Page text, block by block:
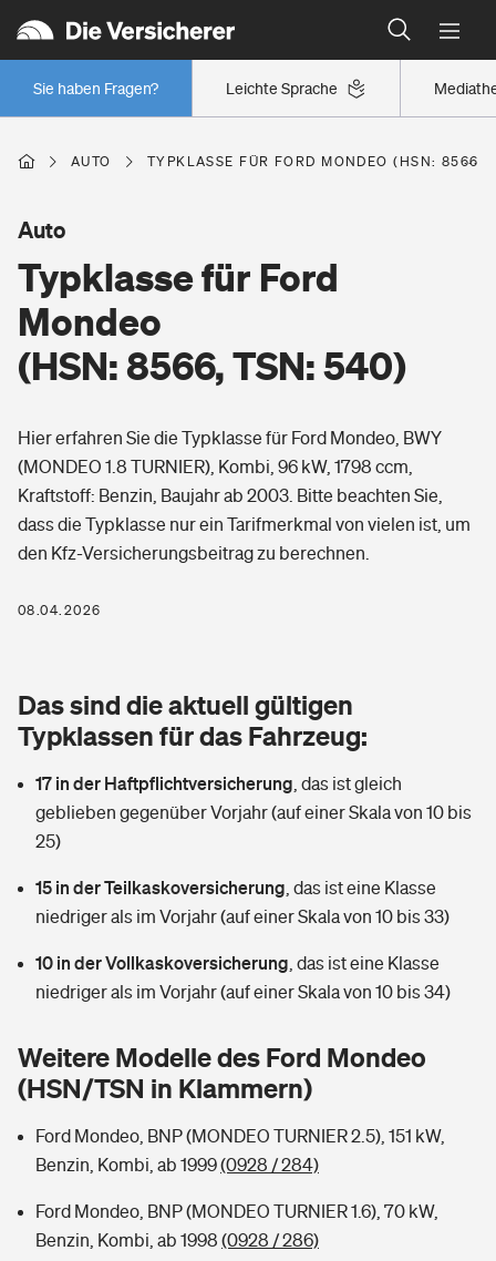
Leichte Sprache
Sie haben Fragen?
Wer versichert was: Jetzt Versicherer finden
Regionalklassen: So ist Ihre Region eingestuft
Wer versichert was: Jetzt Versicherer finden
Berufsunfähigkeitsversicherung
Arbeitsrechtsschutz
Berufshaftpflichtversicherung
Rentenrechner: Wie viel Geld bekomme ich im Alter?
Wer versichert was: Jetzt Versicherer finden
Sie haben Fragen?
Wohnen
Wohngebäudeversicherung
Hausratversicherung
Elementarversicherung
Photovoltaik
Wärmepumpen versichern
Vermieterrrechtsschutz
Mietkautionsversicherung
Restkreditversicherung
Zur Übersicht
Tools
Hochwasser-Check: Wie gefährdet ist Ihr Haus?
Wer versichert was: Jetzt Versicherer finden
Sie haben Fragen?
Pri­vate Haft­pflicht­
Rechts­schutz­ver­si­che­rung
Kinderunfall­ver­si­che­rung
Reiseversicherung
Handyversicherung
Private Cyberversicherung
Musikinstrumentenversicherung
Zur Übersicht
Tools
Gesundheit
Private Krankenversicherung
Tierkrankenversicherung
Zur Übersicht
Sie haben Fragen?
Rentenrechner: Wie viel Geld bekomme ich im Alter?
AUTO TYPKLASSE FÜR FORD MONDEO (HSN: 8566,
Typklasse für Ford
Mondeo
(HSN: 8566, TSN: 540)
Auto
Hier erfahren Sie die Typklasse für Ford Mondeo, BWY
(MONDEO 1.8 TURNIER), Kombi, 96 kW, 1798 ccm,
Kraftstoff: Benzin, Baujahr ab 2003. Bitte beachten Sie,
dass die Typklasse nur ein Tarifmerkmal von vielen ist, um
den Kfz-Versicherungsbeitrag zu berechnen.
08.04.2026
Das sind die aktuell gültigen
Typklassen für das Fahrzeug:
17 in der Haftpflichtversicherung das ist gleich
geblieben gegenüber Vorjahr (auf einer Skala von 10 bis
25)
15 in der Teilkaskoversicherung das ist eine Klasse
niedriger als im Vorjahr (auf einer Skala von 10 bis 33)
10 in der Vollkaskoversicherung das ist eine Klasse
niedriger als im Vorjahr (auf einer Skala von 10 bis 34)
Weitere Modelle des Ford Mondeo
(HSN/TSN in Klammern)
Ford Mondeo, BNP (MONDEO TURNIER 2.5), 151 kW,
Benzin, Kombi, ab 1999(0928 / 284)
Ford Mondeo, BNP (MONDEO TURNIER 1.6), 70 kW,
Benzin, Kombi, ab 1998 (0928 / 286)